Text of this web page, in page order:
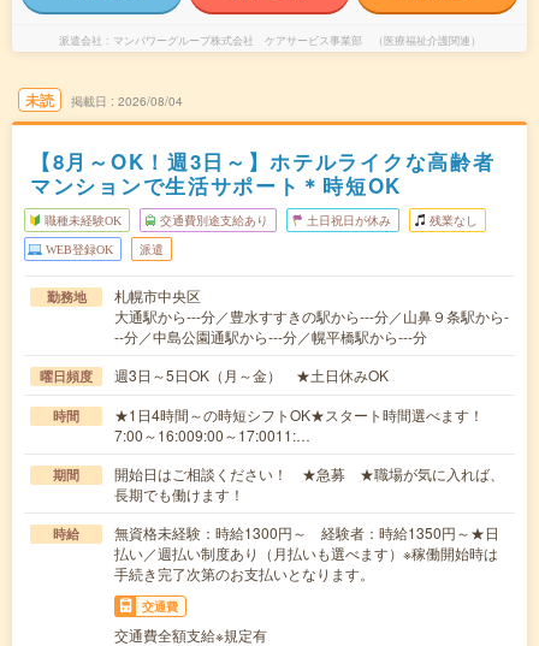
派遣会社 マンパワーグループ株式会社 ケアサービス事業部 （医療福祉介護関連）
未読 掲載日 2026/08/04
【8月～OK！週3日～】ホテルライクな高齢者
マンションで生活サポート＊時短OK
職種未経験OK 交通費別途支給あり 土日祝日が休み 残業なし
WEB登録OK 派遣
勤務地
札幌市中央区
大通駅から---分／豊水すすきの駅から---分／山鼻９条駅から-
--分／中島公園通駅から---分／幌平橋駅から---分
曜日頻度 週3日～5日OK（月～金） ★土日休みOK
時間
★1日4時間～の時短シフトOK★スタート時間選べます！
7:00～16:009:00～17:0011:…
期間
開始日はご相談ください！ ★急募 ★職場が気に入れば、
長期でも働けます！
時給
無資格未経験：時給1300円～ 経験者：時給1350円～★日
払い／週払い制度あり（月払いも選べます）※稼働開始時は
手続き完了次第のお支払いとなります。
交通費
交通費全額支給※規定有